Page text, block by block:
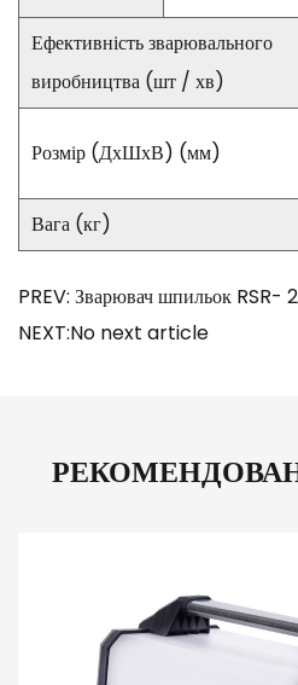
Ефективність зварювального
виробництва (шт / хв)
Розмір (ДхШхВ) (мм)
Вага (кг)
PREV: Зварювач шпильок
NEXT:No next article